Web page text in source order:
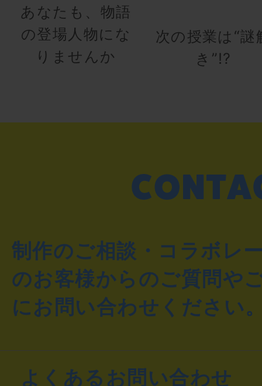
あなたも、物語
の登場人物にな
りませんか
次の授業は“謎
き”!?
制作のご相談・コラボレ
のお客様からのご質問や
にお問い合わせください
よくあるお問い合わせ